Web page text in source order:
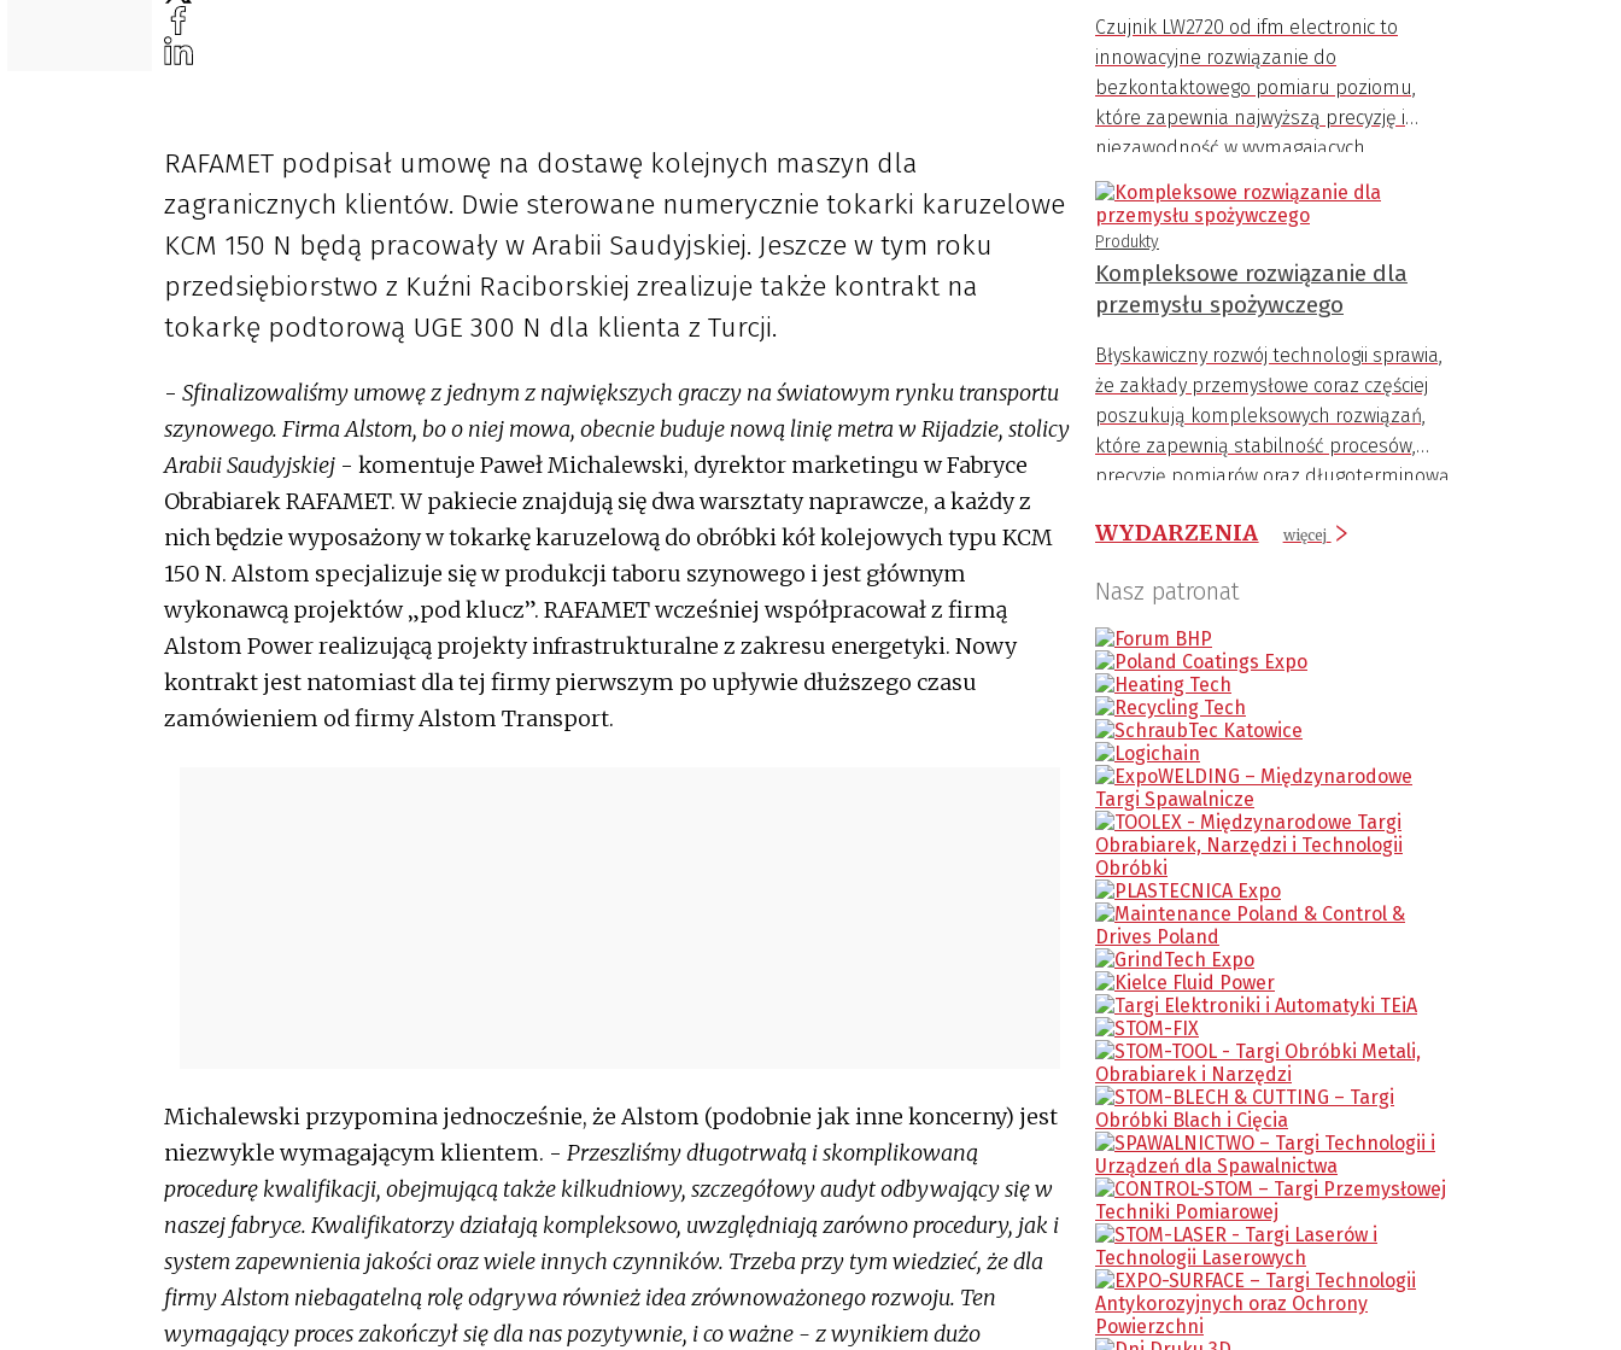
RAFAMET podpisał umowę na dostawę kolejnych maszyn dla
zagranicznych klientów. Dwie sterowane numerycznie tokarki karuzelowe
KCM 150 N będą pracowały w Arabii Saudyjskiej. Jeszcze w tym roku
przedsiębiorstwo z Kuźni Raciborskiej zrealizuje także kontrakt na
tokarkę podtorową UGE 300 N dla klienta z Turcji.
- Sfinalizowaliśmy umowę z jednym z największych graczy na światowym rynku transportu
szynowego. Firma Alstom, bo o niej mowa, obecnie buduje nową linię metra w Rijadzie, stolicy
Arabii Saudyjskiej - komentuje Paweł Michalewski, dyrektor marketingu w Fabryce
Obrabiarek RAFAMET. W pakiecie znajdują się dwa warsztaty naprawcze, a każdy z
nich będzie wyposażony w tokarkę karuzelową do obróbki kół kolejowych typu KCM
150 N. Alstom specjalizuje się w produkcji taboru szynowego i jest głównym
wykonawcą projektów „pod klucz”. RAFAMET wcześniej współpracował z firmą
Alstom Power realizującą projekty infrastrukturalne z zakresu energetyki. Nowy
kontrakt jest natomiast dla tej firmy pierwszym po upływie dłuższego czasu
zamówieniem od firmy Alstom Transport.
Michalewski przypomina jednocześnie, że Alstom (podobnie jak inne koncerny) jest
niezwykle wymagającym klientem. - Przeszliśmy długotrwałą i skomplikowaną
procedurę kwalifikacji, obejmującą także kilkudniowy, szczegółowy audyt odbywający się w
naszej fabryce. Kwalifikatorzy działają kompleksowo, uwzględniają zarówno procedury, jak i
system zapewnienia jakości oraz wiele innych czynników. Trzeba przy tym wiedzieć, że dla
firmy Alstom niebagatelną rolę odgrywa również idea zrównoważonego rozwoju. Ten
wymagający proces zakończył się dla nas pozytywnie, i co ważne - z wynikiem dużo
Czujnik LW2720 od ifm electronic to
innowacyjne rozwiązanie do
bezkontaktowego pomiaru poziomu,
które zapewnia najwyższą precyzję i
niezawodność w wymagających
warunkach przemysłowych.
Produkty
Kompleksowe rozwiązanie dla
przemysłu spożywczego
Błyskawiczny rozwój technologii sprawia,
że zakłady przemysłowe coraz częściej
poszukują kompleksowych rozwiązań,
które zapewnią stabilność procesów,
precyzję pomiarów oraz długoterminową
WYDARZENIA więcej
Nasz patronat